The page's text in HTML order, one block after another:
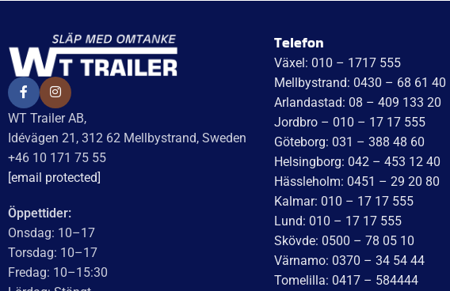
WT Trailer AB,
Idévägen 21, 312 62 Mellbystrand, Sweden
+46 10 171 75 55
[email protected]
Öppettider:
Onsdag: 10–17
Torsdag: 10–17
Fredag: 10–15:30
Telefon
Växel: 010 – 1717 555
Mellbystrand: 0430 – 68 61 40
Arlandastad: 08 – 409 133 20
Jordbro – 010 – 17 17 555
Göteborg: 031 – 388 48 60
Helsingborg: 042 – 453 12 40
Hässleholm: 0451 – 29 20 80
Kalmar: 010 – 17 17 555
Lund: 010 – 17 17 555
Skövde: 0500 – 78 05 10
Värnamo: 0370 – 34 54 44
Tomelilla: 0417 – 584444